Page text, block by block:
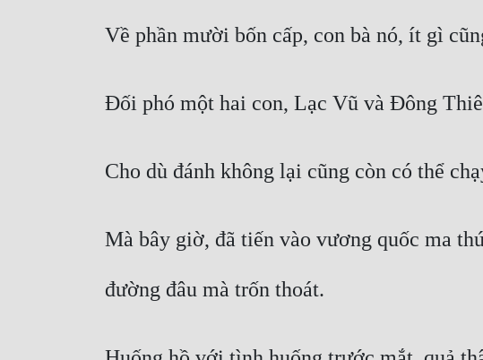
Về phần mười bốn cấp, con bà nó, ít gì
Đối phó một hai con, Lạc Vũ và Đông
Cho dù đánh không lại cũng còn có thể
Mà bây giờ, đã tiến vào vương quốc ma
đường đâu mà trốn thoát.